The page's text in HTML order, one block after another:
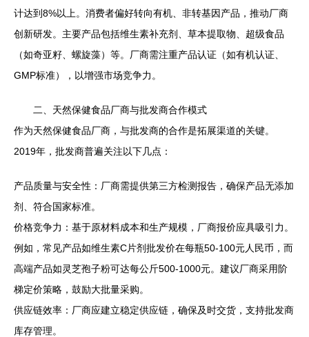
计达到8%以上。消费者偏好转向有机、非转基因产品，推动厂商
创新研发。主要产品包括维生素补充剂、草本提取物、超级食品
（如奇亚籽、螺旋藻）等。厂商需注重产品认证（如有机认证、
GMP标准），以增强市场竞争力。
二、天然保健食品厂商与批发商合作模式
作为天然保健食品厂商，与批发商的合作是拓展渠道的关键。
2019年，批发商普遍关注以下几点：
产品质量与安全性：厂商需提供第三方检测报告，确保产品无添加
剂、符合国家标准。
价格竞争力：基于原材料成本和生产规模，厂商报价应具吸引力。
例如，常见产品如维生素C片剂批发价在每瓶50-100元人民币，而
高端产品如灵芝孢子粉可达每公斤500-1000元。建议厂商采用阶
梯定价策略，鼓励大批量采购。
供应链效率：厂商应建立稳定供应链，确保及时交货，支持批发商
库存管理。